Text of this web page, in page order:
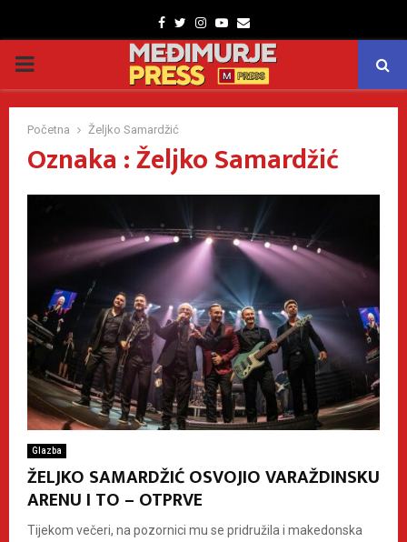
Facebook
TwitterInstagram
Youtube
Email
PRIMARY
MENU
Početna Željko Samardžić
Oznaka : Željko Samardžić
Glazba
ŽELJKO SAMARDŽIĆ OSVOJIO VARAŽDINSKU
ARENU I TO – OTPRVE
Tijekom večeri, na pozornici mu se pridružila i makedonska